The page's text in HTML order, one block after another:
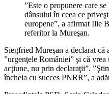
”Este o propunere care
dânsului în ceea ce
europene”, a afirmat Ilie
referitor la Mureşan.
Siegfried Mureşan a declarat că
”urgenţele României” şi că
acţiune, nu prin declaraţii”.
încheia cu succes PNRR”, a